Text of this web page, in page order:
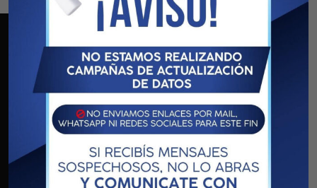
EL CONSEJO
San Lorenzo 1849, Santa Fe, Argentina / Teléfono: (0342)